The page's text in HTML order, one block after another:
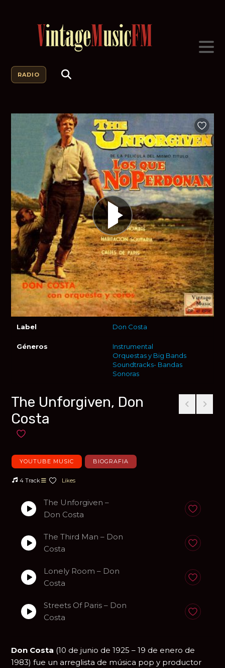
RADIO
Añadir
Label Don Costa
Géneros
Instrumental
Orquestas y Big Bands
Soundtracks- Bandas
Sonoras
The Unforgiven, Don
Costa
Añadir a favoritos
YOUTUBE MUSIC BIOGRAFIA
4 Track Likes
The Unforgiven –
Don Costa
Anadir a
The Third Man – Don
Costa
Anadir a
Lonely Room – Don
Costa
Anadir a
Streets Of Paris – Don
Costa
Anadir a
Don Costa (10 de junio de 1925 – 19 de enero de
1983) fue un arreglista de música pop y productor